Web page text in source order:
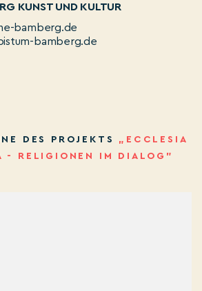
KUNST UND KULTUR
bamberg.de
bamberg.de
DES PROJEKTS „ECCLESIA
- RELIGIONEN IM DIALOG”